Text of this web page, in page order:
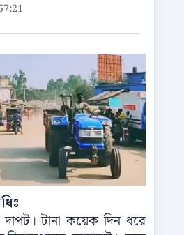
টানা কয়েক দিন ধরে